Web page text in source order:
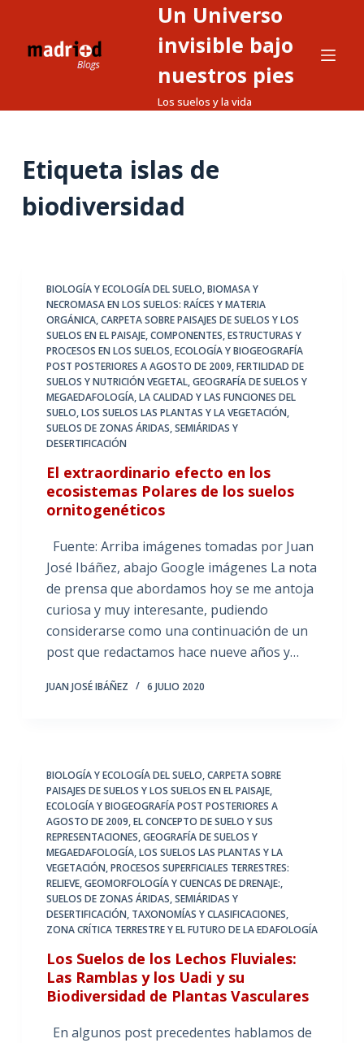
Un Universo
invisible bajo
nuestros pies
Los suelos y la vida
Etiqueta islas de
biodiversidad
BIOLOGÍA Y ECOLOGÍA DEL SUELO,BIOMASA Y
NECROMASA EN LOS SUELOS: RAÍCES Y MATERIA
ORGÁNICA,CARPETA SOBRE PAISAJES DE SUELOS Y LOS
SUELOS EN EL PAISAJE,COMPONENTES, ESTRUCTURAS Y
PROCESOS EN LOS SUELOS,ECOLOGÍA Y BIOGEOGRAFÍA
POST POSTERIORES A AGOSTO DE 2009,FERTILIDAD DE
SUELOS Y NUTRICIÓN VEGETAL,GEOGRAFÍA DE SUELOS Y
MEGAEDAFOLOGÍA,LA CALIDAD Y LAS FUNCIONES DEL
SUELO,LOS SUELOS LAS PLANTAS Y LA VEGETACIÓN,
SUELOS DE ZONAS ÁRIDAS, SEMIÁRIDAS Y
DESERTIFICACIÓN
El extraordinario efecto en los
ecosistemas Polares de los suelos
ornitogenéticos
Fuente: Arriba imágenes tomadas por Juan
José Ibáñez, abajo Google imágenes La nota
de prensa que abordamos hoy se me antoja
curiosa y muy interesante, pudiendo
considerarse como una continuación de un
post que redactamos hace nueve años y…
JUAN JOSÉ IBÁÑEZ 6 JULIO 2020
BIOLOGÍA Y ECOLOGÍA DEL SUELO,CARPETA SOBRE
PAISAJES DE SUELOS Y LOS SUELOS EN EL PAISAJE,
ECOLOGÍA Y BIOGEOGRAFÍA POST POSTERIORES A
AGOSTO DE 2009,EL CONCEPTO DE SUELO Y SUS
REPRESENTACIONES,GEOGRAFÍA DE SUELOS Y
MEGAEDAFOLOGÍA,LOS SUELOS LAS PLANTAS Y LA
VEGETACIÓN,PROCESOS SUPERFICIALES TERRESTRES:
RELIEVE, GEOMORFOLOGÍA Y CUENCAS DE DRENAJE:,
SUELOS DE ZONAS ÁRIDAS, SEMIÁRIDAS Y
DESERTIFICACIÓN, TAXONOMÍAS Y CLASIFICACIONES,
ZONA CRÍTICA TERRESTRE Y EL FUTURO DE LA EDAFOLOGÍA
Los Suelos de los Lechos Fluviales:
Las Ramblas y los Uadi y su
Biodiversidad de Plantas Vasculares
En algunos post precedentes hablamos de